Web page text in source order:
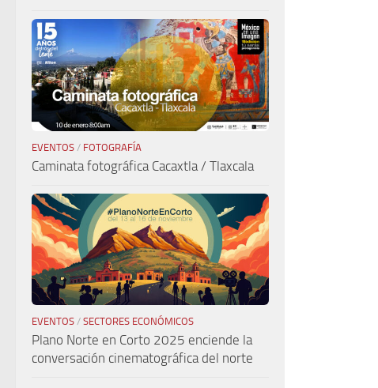
EVENTOS / FOTOGRAFÍA
Caminata fotográfica Cacaxtla / Tlaxcala
EVENTOS / SECTORES ECONÓMICOS
Plano Norte en Corto 2025 enciende la
conversación cinematográfica del norte